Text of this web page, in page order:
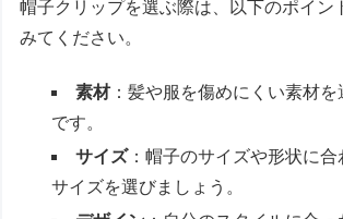
帽子クリップを選ぶ際は、以下のポイン
みてください。
素材：髪や服を傷めにくい素材を
です。
サイズ：帽子のサイズや形状に合
サイズを選びましょう。